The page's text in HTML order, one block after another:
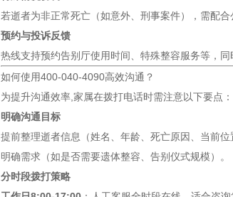
若逝者为非正常死亡（如意外、刑事案件），需配
预约与投诉反馈
热线支持预约告别厅使用时间、特殊整容服务等，同
如何使用400-040-4090高效沟通？
为提升沟通效率,家属在拨打电话时需注意以下要点：
明确沟通目标
提前整理逝者信息（姓名、年龄、死亡原因、当前位
明确需求（如是否需要遗体整容、告别仪式规模）。
分时段拨打策略